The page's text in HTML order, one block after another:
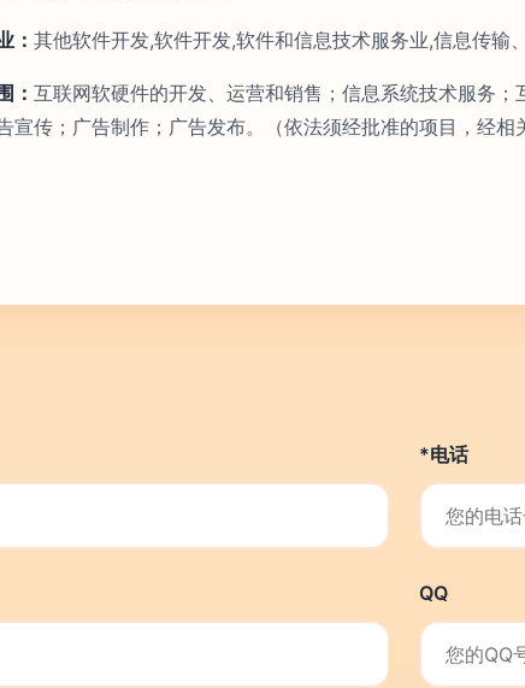
： 其他软件开发,软件开发,软件和信息技术服务业,信息传输
： 互联网软硬件的开发、运营和销售；信息系统技术服务
宣传；广告制作；广告发布。（依法须经批准的项目，经相
*电话
QQ